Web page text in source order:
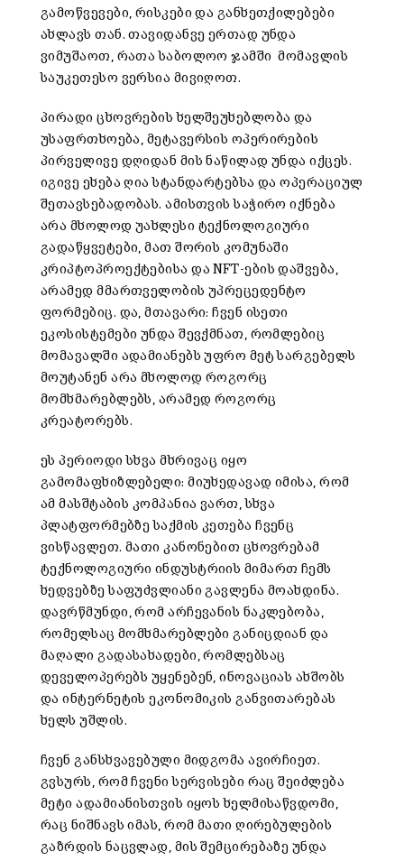
გამოწვევები, რისკები და განხეთქილებები
ახლავს თან. თავიდანვე ერთად უნდა
ვიმუშაოთ, რათა საბოლოო ჯამში მომავლის
საუკეთესო ვერსია მივიღოთ.
პირადი ცხოვრების ხელშეუხებლობა და
უსაფრთხოება, მეტავერსის ოპერირების
პირველივე დღიდან მის ნაწილად უნდა იქცეს.
იგივე ეხება ღია სტანდარტებსა და ოპერაციულ
შეთავსებადობას. ამისთვის საჭირო იქნება
არა მხოლოდ უახლესი ტექნოლოგიური
გადაწყვეტები, მათ შორის კომუნაში
კრიპტოპროექტებისა და NFT-ების დაშვება,
არამედ მმართველობის უპრეცედენტო
ფორმებიც. და, მთავარი: ჩვენ ისეთი
ეკოსისტემები უნდა შევქმნათ, რომლებიც
მომავალში ადამიანებს უფრო მეტ სარგებელს
მოუტანენ არა მხოლოდ როგორც
მომხმარებლებს, არამედ როგორც
კრეატორებს.
ეს პერიოდი სხვა მხრივაც იყო
გამომაფხიზლებელი: მიუხედავად იმისა, რომ
ამ მასშტაბის კომპანია ვართ, სხვა
პლატფორმებზე საქმის კეთება ჩვენც
ვისწავლეთ. მათი კანონებით ცხოვრებამ
ტექნოლოგიური ინდუსტრიის მიმართ ჩემს
ხედვებზე საფუძვლიანი გავლენა მოახდინა.
დავრწმუნდი, რომ არჩევანის ნაკლებობა,
რომელსაც მომხმარებლები განიცდიან და
მაღალი გადასახადები, რომლებსაც
დეველოპერებს უყენებენ, ინოვაციას ახშობს
და ინტერნეტის ეკონომიკის განვითარებას
ხელს უშლის.
ჩვენ განსხვავებული მიდგომა ავირჩიეთ.
გვსურს, რომ ჩვენი სერვისები რაც შეიძლება
მეტი ადამიანისთვის იყოს ხელმისაწვდომი,
რაც ნიშნავს იმას, რომ მათი ღირებულების
გაზრდის ნაცვლად, მის შემცირებაზე უნდა